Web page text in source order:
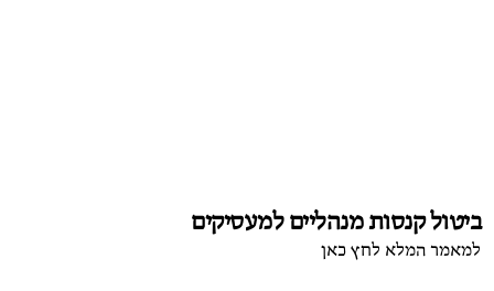
ביטול קנסות מנהליים למעסיקים
למאמר המלא לחץ כאן